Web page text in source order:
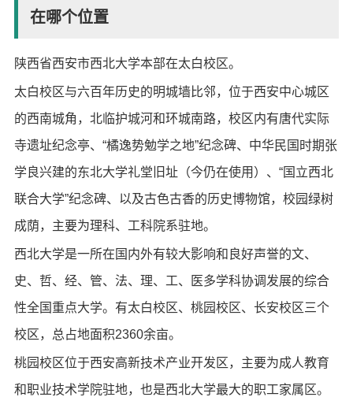
在哪个位置
陕西省西安市西北大学本部在太白校区。
太白校区与六百年历史的明城墙比邻，位于西安中心城区
的西南城角，北临护城河和环城南路，校区内有唐代实际
寺遗址纪念亭、“橘逸势勉学之地”纪念碑、中华民国时期张
学良兴建的东北大学礼堂旧址（今仍在使用）、“国立西北
联合大学”纪念碑、以及古色古香的历史博物馆，校园绿树
成荫，主要为理科、工科院系驻地。
西北大学是一所在国内外有较大影响和良好声誉的文、
史、哲、经、管、法、理、工、医多学科协调发展的综合
性全国重点大学。有太白校区、桃园校区、长安校区三个
校区，总占地面积2360余亩。
桃园校区位于西安高新技术产业开发区，主要为成人教育
和职业技术学院驻地，也是西北大学最大的职工家属区。